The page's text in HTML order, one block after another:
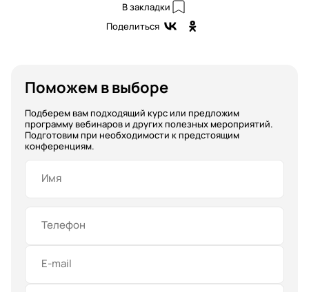
В закладки
Поделиться
Поможем в выборе
Подберем вам подходящий курс или предложим
программу вебинаров и других полезных мероприятий.
Подготовим при необходимости к предстоящим
конференциям.
Имя
Телефон
E-mail